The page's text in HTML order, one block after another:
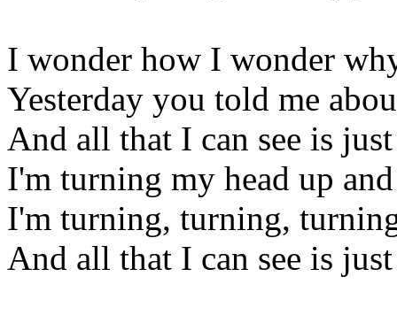
I wonder how I wonder
Yesterday you told me
And all that I can see is
I'm turning my head up
I'm turning, turning,
And all that I can see is